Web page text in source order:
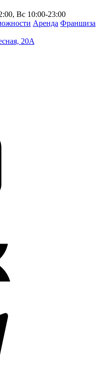
Вс 10:00-23:00
Аренда Франшиза
20A